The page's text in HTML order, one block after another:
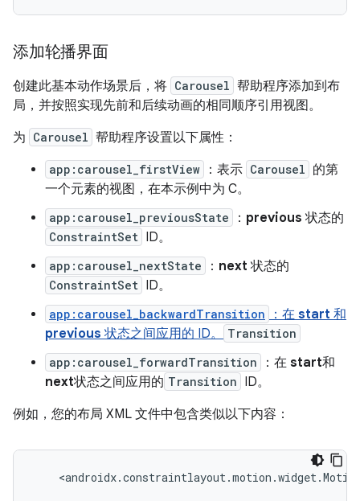
添加轮播界面
创建此基本动作场景后，将 Carousel 帮助程序添加到布
局，并按照实现先前和后续动画的相同顺序引用视图。
为 Carousel 帮助程序设置以下属性：
app:carousel_firstView ：表示 Carousel 的第
一个元素的视图，在本示例中为 C。
app:carousel_previousState ： previous 状态的
ConstraintSet ID。
app:carousel_nextState ： next 状态的
ConstraintSet ID。
app:carousel_backwardTransition ：在 start 和
previous 状态之间应用的 ID。
Transition
app:carousel_forwardTransition
：在 start和
next状态之间应用的 Transition ID。
例如，您的布局 XML 文件中包含类似以下内容：